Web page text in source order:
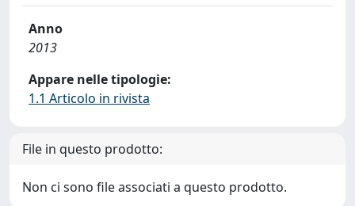
Anno
2013
Appare nelle tipologie:
1.1 Articolo in rivista
File in questo prodotto:
Non ci sono file associati a questo prodotto.